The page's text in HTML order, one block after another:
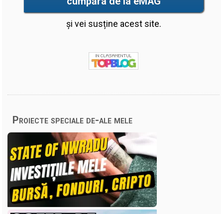
și vei susține acest site.
Proiecte speciale de-ale mele